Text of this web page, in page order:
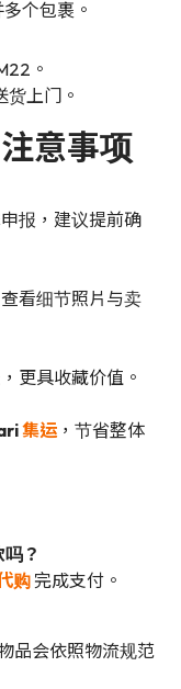
多个包裹。
。
上门。
意事项
报，建议提前确
看细节照片与卖
更具收藏价值。
集运 ，节省整体
？
购 完成支付。
品会依照物流规范